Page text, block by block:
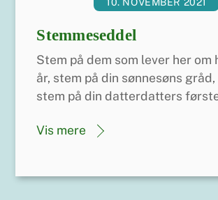
Stemmeseddel
Stem på dem som lever her om
år, stem på din sønnesøns gråd,
stem på din datterdatters
Vis mere